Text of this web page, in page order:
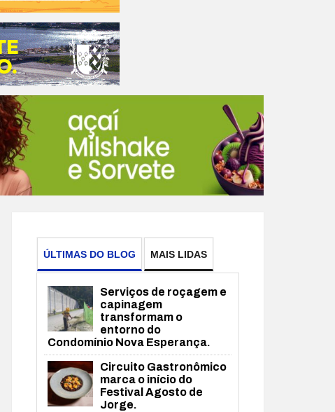
ÚLTIMAS DO BLOG MAIS LIDAS
Serviços de roçagem e
capinagem
transformam o
entorno do
Condomínio Nova Esperança.
Circuito Gastronômico
marca o início do
Festival Agosto de
Jorge.